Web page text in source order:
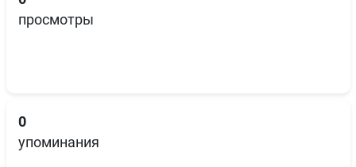
просмотры
0
упоминания